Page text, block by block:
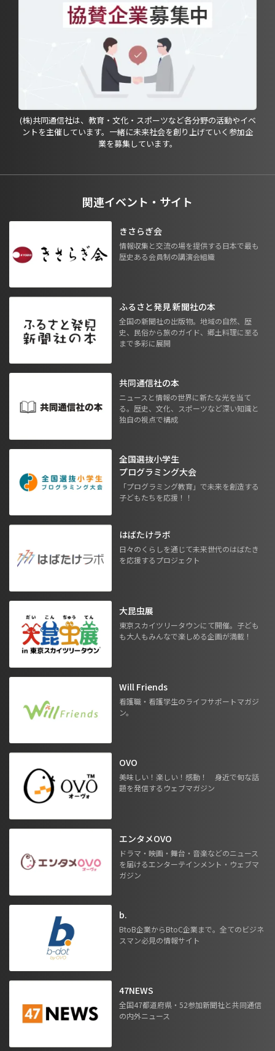
(株)共同通信社は、教育・文化・スポーツなど各分野の活動やイベ
ントを主催しています。一緒に未来社会を創り上げていく参加企
業を募集しています。
関連イベント・サイト
きさらぎ会
情報収集と交流の場を提供する日本で最も
歴史ある会員制の講演会組織
ふるさと発見 新聞社の本
全国の新聞社の出版物。地域の自然、歴
史、民俗から旅のガイド、郷土料理に至る
まで多彩に展開
共同通信社の本
ニュースと情報の世界に新たな光を当て
る。歴史、文化、スポーツなど深い知識と
独自の視点で構成
全国選抜小学生
プログラミング大会
「プログラミング教育」で未来を創造する
子どもたちを応援！！
はばたけラボ
日々のくらしを通じて未来世代のはばたき
を応援するプロジェクト
大昆虫展
東京スカイツリータウンにて開催。子ども
も大人もみんなで楽しめる企画が満載！
Will Friends
看護職・看護学生のライフサポートマガジ
ン。
OVO
美味しい！楽しい！感動！ 身近で旬な話
題を発信するウェブマガジン
エンタメOVO
ドラマ・映画・舞台・音楽などのニュース
を届けるエンターテインメント・ウェブマ
ガジン
b.
BtoB企業からBtoC企業まで。全てのビジネ
スマン必見の情報サイト
47NEWS
全国47都道府県・52参加新聞社と共同通信
の内外ニュース